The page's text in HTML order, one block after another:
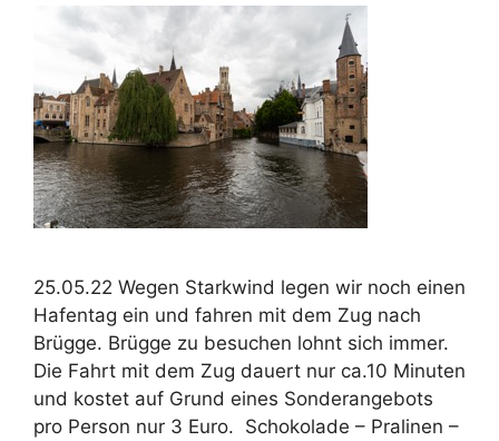
25.05.22 Wegen Starkwind legen wir noch einen
Hafentag ein und fahren mit dem Zug nach
Brügge. Brügge zu besuchen lohnt sich immer.
Die Fahrt mit dem Zug dauert nur ca.10 Minuten
und kostet auf Grund eines Sonderangebots
pro Person nur 3 Euro. Schokolade – Pralinen –